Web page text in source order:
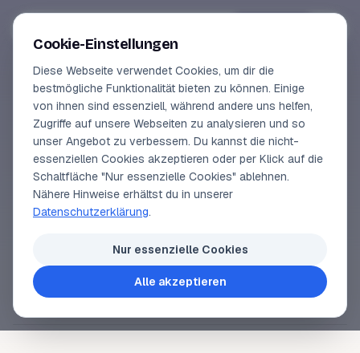
Online-Kurse
Vorschau
Erfahrungen
Lehrbuchautor
SEGELLEXIKON
Muring
AuchMooring, eine Festmachemöglichkeit an einer
kostenpflichtig und sollte nicht mitVermuren
verwechselt werden.
Cookie-Einstellungen
Diese Webseite verwendet Cookies, um dir die
bestmögliche Funktionalität bieten zu können. Einige
von ihnen sind essenziell, während andere uns helfen,
Zugriffe auf unsere Webseiten zu analysieren und so
unser Angebot zu verbessern. Du kannst die nicht-
essenziellen Cookies akzeptieren oder per Klick auf die
Schaltfläche "Nur essenzielle Cookies" ablehnen.
Nähere Hinweise erhältst du in unserer
Datenschutzerklärung.
Nur essenzielle Cookies
Alle akzeptieren